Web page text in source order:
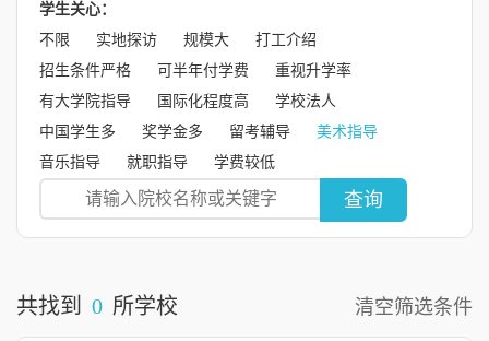
学生关心：
不限
实地探访 规模大
打工介绍
招生条件严格
可半年付学费
重视升学率
有大学院指导
国际化程度高
学校法人
中国学生多
奖学金多 留考辅导
美术指导
音乐指导
就职指导 学费较低
查询
共找到 0 所学校 清空筛选条件